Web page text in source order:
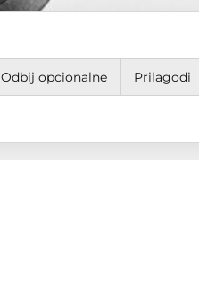
Odbij opcionalne Prilagodi